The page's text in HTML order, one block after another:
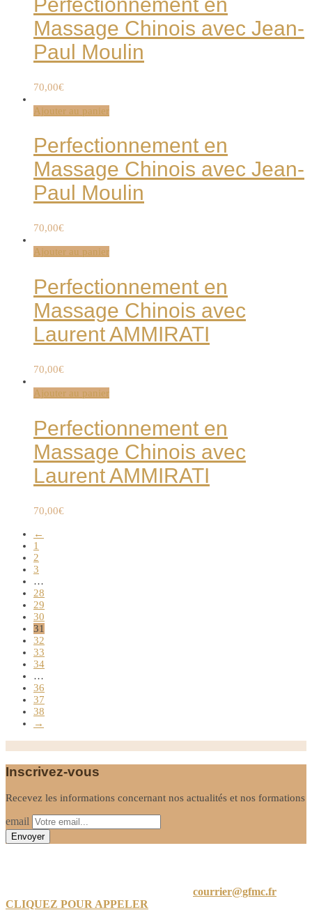
Massage Chinois avec Jean-
Paul Moulin
70,00€
Ajouter au panier
Perfectionnement en
Massage Chinois avec Jean-
Paul Moulin
70,00€
Ajouter au panier
Perfectionnement en
Massage Chinois avec
Laurent AMMIRATI
70,00€
Ajouter au panier
Perfectionnement en
Massage Chinois avec
Laurent AMMIRATI
70,00€
←
1
2
3
…
28
29
30
31
32
33
34
…
36
37
38
→
Inscrivez-vous
Recevez les informations concernant nos actualités et nos formations
email
courrier@gfmc.fr
CLIQUEZ POUR APPELER